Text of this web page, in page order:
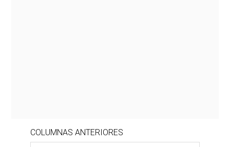
COLUMNAS ANTERIORES